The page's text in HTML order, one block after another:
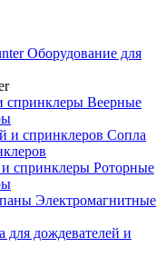
Оборудование для
Веерные
Сопла
Роторные
Электромагнитные